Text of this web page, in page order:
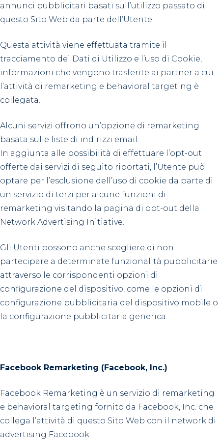
annunci pubblicitari basati sull’utilizzo passato di
questo Sito Web da parte dell’Utente.
Questa attività viene effettuata tramite il
tracciamento dei Dati di Utilizzo e l’uso di Cookie,
informazioni che vengono trasferite ai partner a cui
l’attività di remarketing e behavioral targeting è
collegata.
Alcuni servizi offrono un’opzione di remarketing
basata sulle liste di indirizzi email.
In aggiunta alle possibilità di effettuare l’opt-out
offerte dai servizi di seguito riportati, l’Utente può
optare per l’esclusione dell’uso di cookie da parte di
un servizio di terzi per alcune funzioni di
remarketing visitando la pagina di opt-out della
Network Advertising Initiative.
Gli Utenti possono anche scegliere di non
partecipare a determinate funzionalità pubblicitarie
attraverso le corrispondenti opzioni di
configurazione del dispositivo, come le opzioni di
configurazione pubblicitaria del dispositivo mobile o
la configurazione pubblicitaria generica.
Facebook Remarketing (Facebook, Inc.)
Facebook Remarketing è un servizio di remarketing
e behavioral targeting fornito da Facebook, Inc. che
collega l’attività di questo Sito Web con il network di
advertising Facebook.